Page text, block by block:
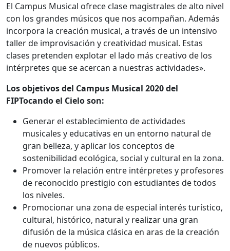
El Campus Musical ofrece clase magistrales de alto nivel
con los grandes músicos que nos acompañan. Además
incorpora la creación musical, a través de un intensivo
taller de improvisación y creatividad musical. Estas
clases pretenden explotar el lado más creativo de los
intérpretes que se acercan a nuestras actividades».
Los objetivos del Campus Musical 2020 del
FIPTocando el Cielo son:
Generar el establecimiento de actividades
musicales y educativas en un entorno natural de
gran belleza, y aplicar los conceptos de
sostenibilidad ecológica, social y cultural en la zona.
Promover la relación entre intérpretes y profesores
de reconocido prestigio con estudiantes de todos
los niveles.
Promocionar una zona de especial interés turístico,
cultural, histórico, natural y realizar una gran
difusión de la música clásica en aras de la creación
de nuevos públicos.